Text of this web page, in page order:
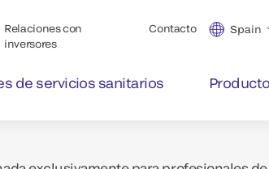
Relaciones con
inversores
Contacto Spain
de servicios sanitarios